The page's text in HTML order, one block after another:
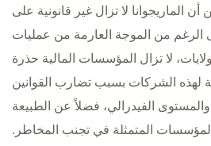
الماريجوانا لا تزال غير قانونية على
الرغم من الموجة العارمة من عمليات
لا تزال المؤسسات المالية حذرة
الشركات بسبب تضارب القوانين
الفيدرالي، فضلاً عن الطبيعة
المتمثلة في تجنب المخاطر.